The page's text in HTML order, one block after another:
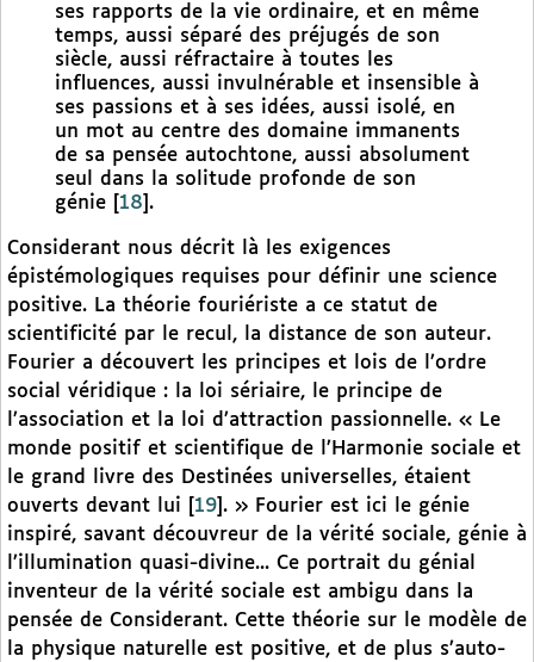
ses rapports de la vie ordinaire, et en même
temps, aussi séparé des préjugés de son
siècle, aussi réfractaire à toutes les
influences, aussi invulnérable et insensible à
ses passions et à ses idées, aussi isolé, en
un mot au centre des domaine immanents
de sa pensée autochtone, aussi absolument
seul dans la solitude profonde de son
génie
18 .
Considerant nous décrit là les exigences
épistémologiques requises pour définir une science
positive. La théorie fouriériste a ce statut de
scientificité par le recul, la distance de son auteur.
Fourier a découvert les principes et lois de l’ordre
social véridique : la loi sériaire, le principe de
l’association et la loi d’attraction passionnelle. « Le
monde positif et scientifique de l’Harmonie sociale et
le grand livre des Destinées universelles, étaient
ouverts devant lui
19 . » Fourier est ici le génie
inspiré, savant découvreur de la vérité sociale, génie à
l’illumination quasi-divine... Ce portrait du génial
inventeur de la vérité sociale est ambigu dans la
pensée de Considerant. Cette théorie sur le modèle de
la physique naturelle est positive, et de plus s’auto-